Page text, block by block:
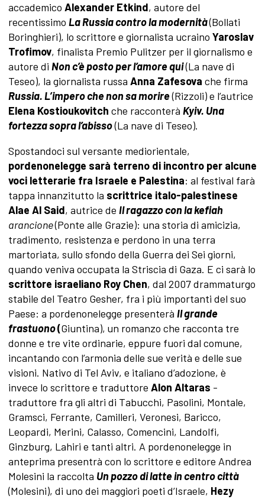
accademico Alexander Etkind, autore del
recentissimo La Russia contro la modernità(Bollati
Boringhieri), lo scrittore e giornalista ucraino Yaroslav
Trofimov, finalista Premio Pulitzer per il giornalismo e
autore di Non c’è posto per l’amore qui(La nave di
Teseo), la giornalista russa Anna Zafesova che firma
Russia. L’impero che non sa morire(Rizzoli) e l’autrice
Elena Kostioukovitch che racconterà Kyiv. Una
fortezza sopra l’abisso(La nave di Teseo).
Spostandoci sul versante mediorientale,
pordenonelegge sarà terreno di incontro per alcune
voci letterarie fra Israele e Palestina: al festival farà
tappa innanzitutto la scrittrice italo-palestinese
Alae Al Said, autrice de Il ragazzo con la kefiah
arancione(Ponte alle Grazie): una storia di amicizia,
tradimento, resistenza e perdono in una terra
martoriata, sullo sfondo della Guerra dei Sei giorni,
quando veniva occupata la Striscia di Gaza. E ci sarà lo
scrittore israeliano Roy Chen, dal 2007 drammaturgo
stabile del Teatro Gesher, fra i più importanti del suo
Paese: a pordenonelegge presenterà Il grande
frastuono(Giuntina), un romanzo che racconta tre
donne e tre vite ordinarie, eppure fuori dal comune,
incantando con l’armonia delle sue verità e delle sue
visioni. Nativo di Tel Aviv, e italiano d’adozione, è
invece lo scrittore e traduttore Alon Altaras -
traduttore fra gli altri di Tabucchi, Pasolini, Montale,
Gramsci, Ferrante, Camilleri, Veronesi, Baricco,
Leopardi, Merini, Calasso, Comencini, Landolfi,
Ginzburg, Lahiri e tanti altri. A pordenonelegge in
anteprima presentrà con lo scrittore e editore Andrea
Molesini la raccolta Un pozzo di latte in centro città
(Molesini), di uno dei maggiori poeti d’Israele, Hezy